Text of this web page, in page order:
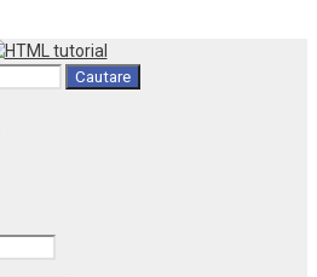
Cautare